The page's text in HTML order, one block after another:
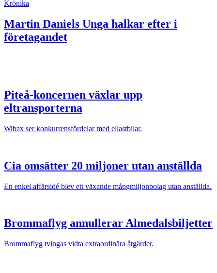
Krönika
Martin Daniels Unga halkar efter i
företagandet
Piteå-koncernen växlar upp
eltransporterna
Wibax ser konkurrensfördelar med ellastbilar.
Cia omsätter 20 miljoner utan anställda
En enkel affärsidé blev ett växande mångmiljonbolag utan anställda.
Brommaflyg annullerar Almedalsbiljetter
Brommaflyg tvingas vidta extraordinära åtgärder.